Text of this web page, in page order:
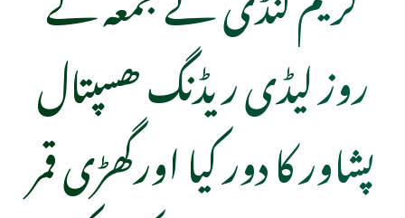
روز لیڈی ریڈنگ ھسپتال
پشاور کا دور کیا اورگھڑی قمر